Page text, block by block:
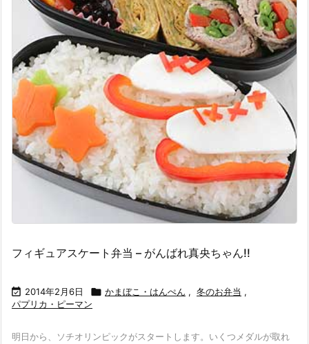
フィギュアスケート弁当 – がんばれ真央ちゃん!!
 2014年2月6日  かまぼこ・はんぺん , 冬のお弁当 ,
パプリカ・ピーマン
明日から、ソチオリンピックがスタートします。いくつメダルが取れ